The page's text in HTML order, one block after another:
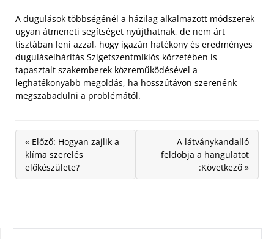
A dugulások többségénél a házilag alkalmazott módszerek
ugyan átmeneti segítséget nyújthatnak, de nem árt
tisztában leni azzal, hogy igazán hatékony és eredményes
duguláselhárítás Szigetszentmiklós körzetében is
tapasztalt szakemberek közreműködésével a
leghatékonyabb megoldás, ha hosszútávon szerenénk
megszabadulni a problémától.
« Előző: Hogyan zajlik a
klíma szerelés
előkészülete?
A látványkandalló
feldobja a hangulatot
:Következő »